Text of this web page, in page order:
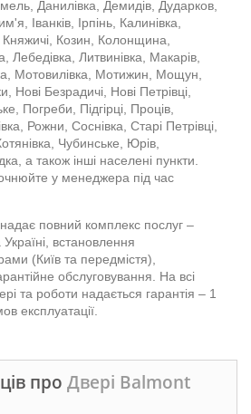
Данилівка, Демидів, Дударков,
Іванків, Ірпінь, Калинівка,
Княжичі, Козин, Колонщина,
Лебедівка, Литвинівка, Макарів,
Мотовилівка, Мотижин, Мощун,
Нові Безрадичі, Нові Петрівці,
Погреби, Підгірці, Проців,
Рожни, Соснівка, Старі Петрівці,
Чубинське, Юрів,
а також інші населені пункти.
у менеджера під час
повний комплекс послуг –
встановлення
(Київ та передмістя),
обслуговування. На всі
та роботи надається гарантія – 1
експлуатації.
про Двері Balmont